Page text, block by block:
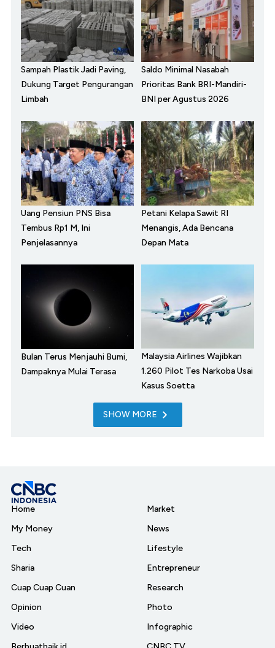
Sampah Plastik Jadi Paving,
Dukung Target Pengurangan
Limbah
Saldo Minimal Nasabah
Prioritas Bank BRI-Mandiri-
BNI per Agustus 2026
Uang Pensiun PNS Bisa
Tembus Rp1 M, Ini
Penjelasannya
Petani Kelapa Sawit RI
Menangis, Ada Bencana
Depan Mata
Bulan Terus Menjauhi Bumi,
Dampaknya Mulai Terasa
Malaysia Airlines Wajibkan
1.260 Pilot Tes Narkoba Usai
Kasus Soetta
SHOW MORE
Home
My Money
Tech
Sharia
Cuap Cuap Cuan
Opinion
Video
Market
News
Lifestyle
Entrepreneur
Research
Photo
Infographic